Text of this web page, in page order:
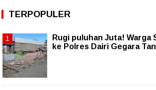
TERPOPULER
Rugi puluhan Juta! Warga
ke Polres Dairi Gegara